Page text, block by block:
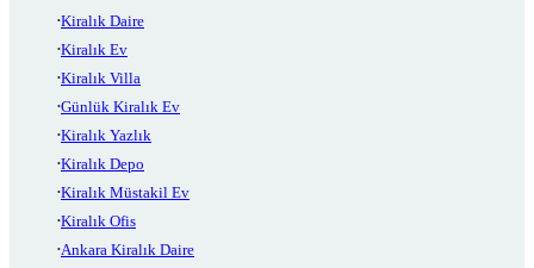
Kiralık Daire
Kiralık Ev
Kiralık Villa
Günlük Kiralık Ev
Kiralık Yazlık
Kiralık Depo
Kiralık Müstakil Ev
Kiralık Ofis
Ankara Kiralık Daire